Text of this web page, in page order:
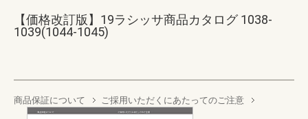
【価格改訂版】19ラシッサ商品カタログ 1038-
1039(1044-1045)
商品保証について ご採用いただくにあたってのご注意